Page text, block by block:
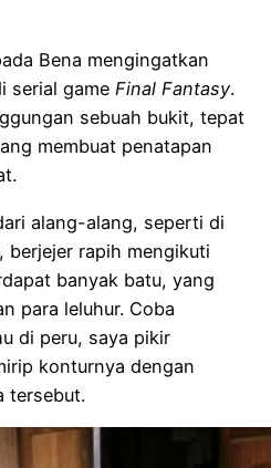
Bena mengingatkan
serial game Final Fantasy.
sebuah bukit, tepat
membuat penatapan
alang-alang, seperti di
berjejer rapih mengikuti
banyak batu, yang
para leluhur. Coba
di peru, saya pikir
konturnya dengan
tersebut.